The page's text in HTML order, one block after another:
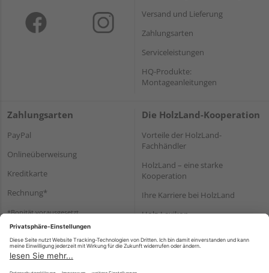
Versand und Lieferung
Zahlungsarten
Serviceleistungen
HQ-Produkte:
Montageanleitungen
Zahlungsarten
PayPal
Onlineüberweisung
Kreditkarte
Rechnung*
*Bonität vorausgesetzt
Die HolzLand-Kooperation
Vorteile der HolzLand-
Fachhändler
HolzLand – eine starke
Kooperation
Ihre Karriere bei HolzLand
Holz-Lexikon